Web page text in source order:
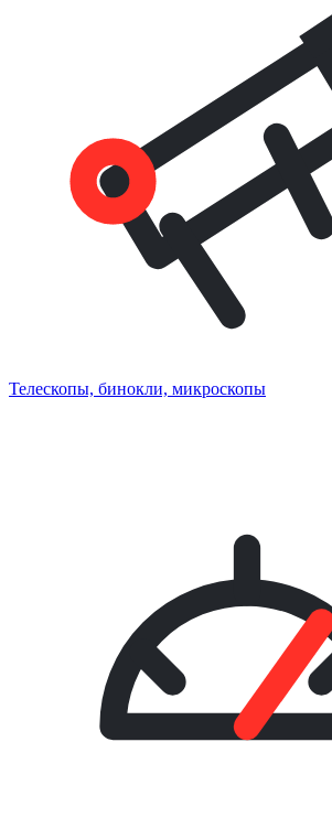
Телескопы, бинокли, микроскопы